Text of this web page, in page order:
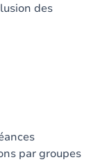
des
par groupes